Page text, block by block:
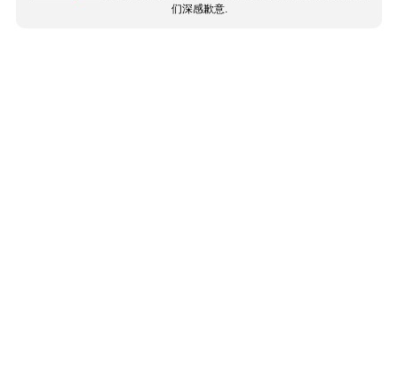
们深感歉意.